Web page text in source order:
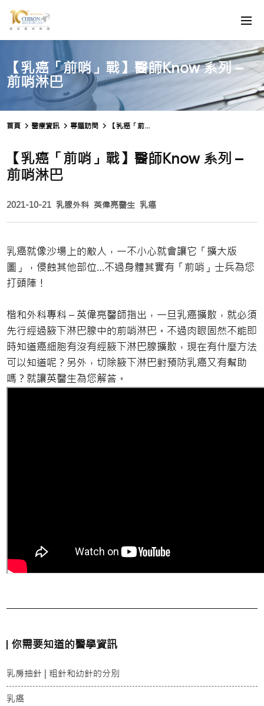
【乳癌「前哨」戰】醫師Know 系列 –
前哨淋巴
首頁 醫療資訊 專題訪問 【乳癌「前哨」戰】醫師Know 系列 – 前哨淋巴
【乳癌「前哨」戰】醫師Know 系列 –
前哨淋巴
2021-10-21 乳腺外科 英偉亮醫生 乳癌
乳癌就像沙場上的敵人，一不小心就會讓它「擴大版
圖」，侵蝕其他部位…不過身體其實有「前哨」士兵為您
打頭陣！
楷和外科專科 – 英偉亮醫師指出，一旦乳癌擴散，就必須
先行經過腋下淋巴腺中的前哨淋巴。不過肉眼固然不能即
時知道癌細胞有沒有經腋下淋巴腺擴散，現在有什麼方法
可以知道呢？另外，切除腋下淋巴對預防乳癌又有幫助
嗎？就讓英醫生為您解答。
你需要知道的醫學資訊
乳房抽針 | 粗針和幼針的分別
乳癌